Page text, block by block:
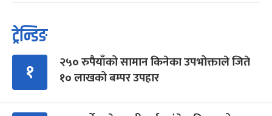
ट्रेन्डिङ
१
२५० रुपैयाँको सामान किनेका उपभोक्ताले जिते
१० लाखको बम्पर उपहार